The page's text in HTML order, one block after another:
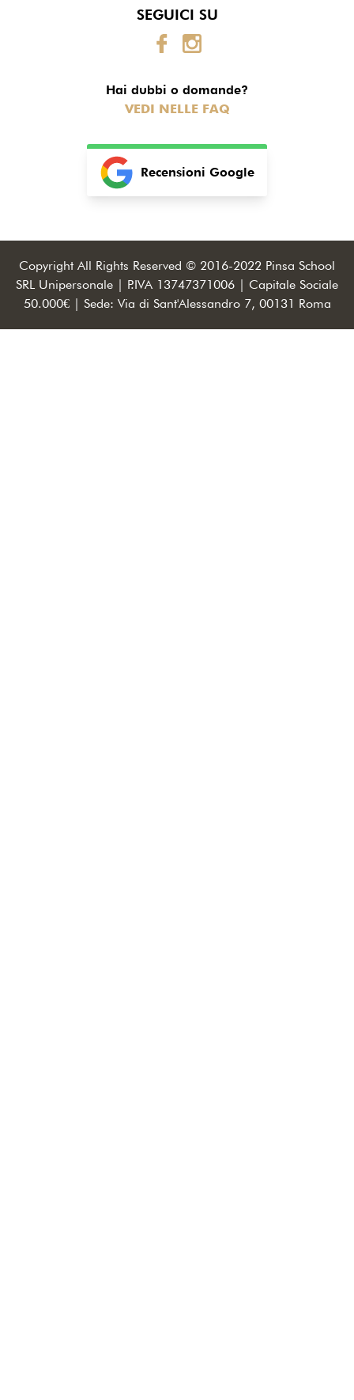
SEGUICI SU
Hai dubbi o domande?
VEDI NELLE FAQ
Recensioni Google
Copyright All Rights Reserved © 2016-2022 Pinsa School
SRL Unipersonale | P.IVA 13747371006 | Capitale Sociale
50.000€ | Sede: Via di Sant'Alessandro 7, 00131 Roma